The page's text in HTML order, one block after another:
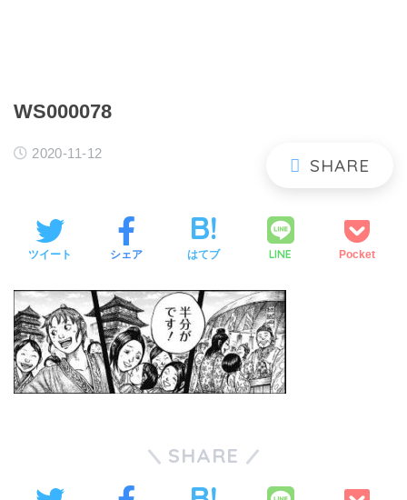
WS000078
2020-11-12
ツイート シェア はてブ LINE Pocket
SHARE